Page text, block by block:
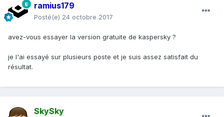
ramius179
Posté(e) 24 octobre 2017
avez-vous essayer la version gratuite de kaspersky ?
je l'ai essayé sur plusieurs poste et je suis assez satisfait du
résultat.
SkySky